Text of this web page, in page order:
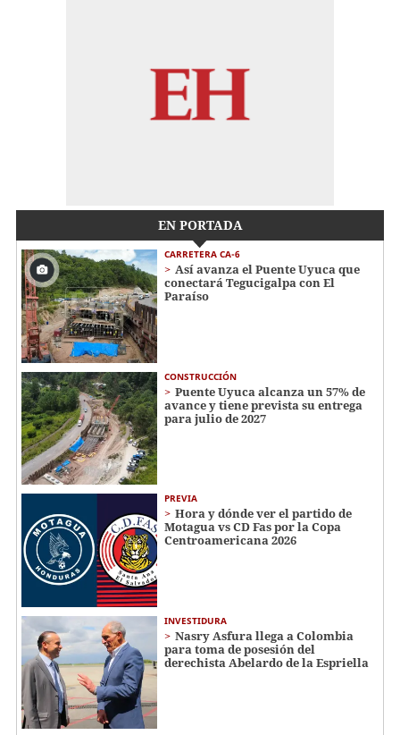
EN PORTADA
CARRETERA CA-6
Así avanza el Puente Uyuca que
conectará Tegucigalpa con El
Paraíso
CONSTRUCCIÓN
Puente Uyuca alcanza un 57% de
avance y tiene prevista su entrega
para julio de 2027
PREVIA
Hora y dónde ver el partido de
Motagua vs CD Fas por la Copa
Centroamericana 2026
INVESTIDURA
Nasry Asfura llega a Colombia
para toma de posesión del
derechista Abelardo de la Espriella